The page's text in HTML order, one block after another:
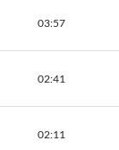
03:57
02:41
02:11